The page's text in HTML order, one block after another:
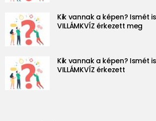
Kik vannak a képen? Ismét
VILLÁMKVÍZ érkezett meg
Kik vannak a képen? Ismét
VILLÁMKVÍZ érkezett